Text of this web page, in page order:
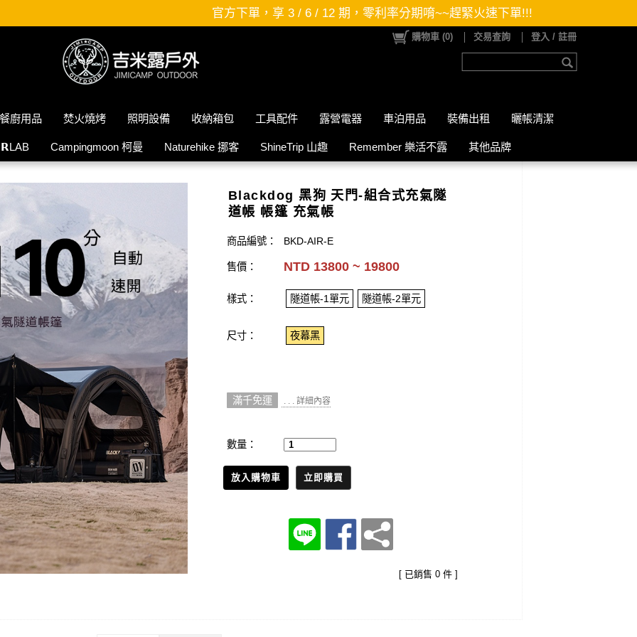
官方下單，享 3 / 6 / 12 期，零利率分期唷~~趕緊火速下單!!!
餐廚用品 焚火燒烤 照明設備 收納箱包 工具配件 露營電器 車泊用品 裝備出租 曬帳清潔
Campingmoon 柯曼 Naturehike 挪客 ShineTrip 山趣 Remember 樂活不露 其他品牌
購物車 (0) 交易查詢 登入 / 註冊
Blackdog 黑狗 天門-組合式充氣隧
道帳 帳篷 充氣帳
商品編號： BKD-AIR-E
售價： NTD 13800 ~ 19800
樣式： 隧道帳-1單元 隧道帳-2單元
尺寸： 夜幕黑
滿千免運 . . . 詳細內容
數量：
放入購物車 立即購買
[ 已銷售 0 件 ]